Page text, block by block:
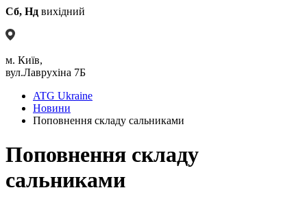
Сб, Нд вихідний
м. Київ,
вул.Лаврухіна 7Б
ATG Ukraine
Новини
Поповнення складу сальниками
Поповнення складу
сальниками